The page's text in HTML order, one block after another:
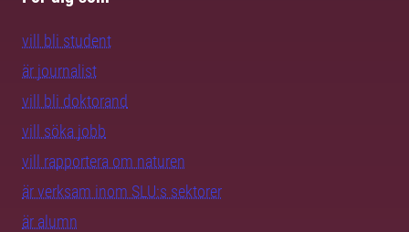
vill bli student
är journalist
vill bli doktorand
vill söka jobb
vill rapportera om naturen
är verksam inom SLU:s sektorer
är alumn